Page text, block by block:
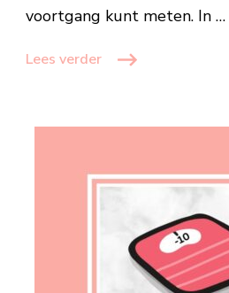
voortgang kunt meten. In …
Lees verder